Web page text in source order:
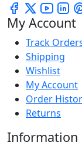
My Account
Track
Shipping
Wishlist
My Account
Order
Returns
Information